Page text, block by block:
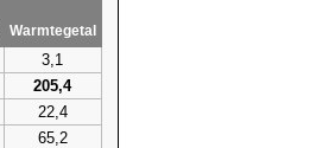
Warmtegetal
3,1
205,4
22,4
65,2